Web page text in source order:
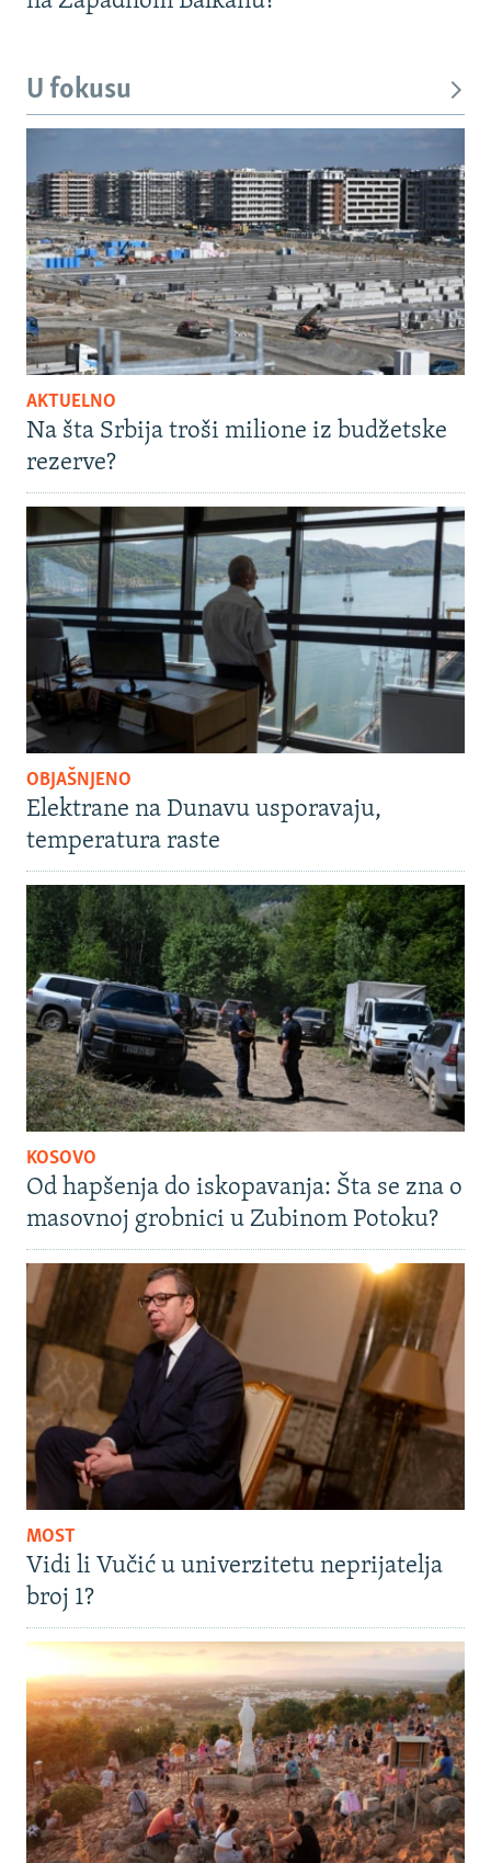
U fokusu
AKTUELNO
Na šta Srbija troši milione iz budžetske
rezerve?
OBJAŠNJENO
Elektrane na Dunavu usporavaju,
temperatura raste
KOSOVO
Od hapšenja do iskopavanja: Šta se zna o
masovnoj grobnici u Zubinom Potoku?
MOST
Vidi li Vučić u univerzitetu neprijatelja
broj 1?